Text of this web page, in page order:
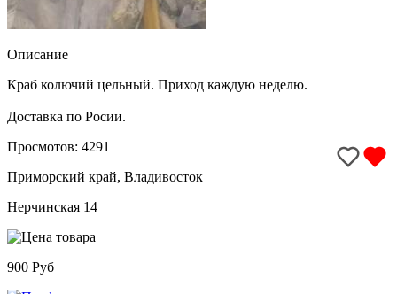
Описание
Краб колючий цельный. Приход каждую неделю.
Доставка по Росии.
Просмотов: 4291
Приморский край, Владивосток
Нерчинская 14
900 Руб